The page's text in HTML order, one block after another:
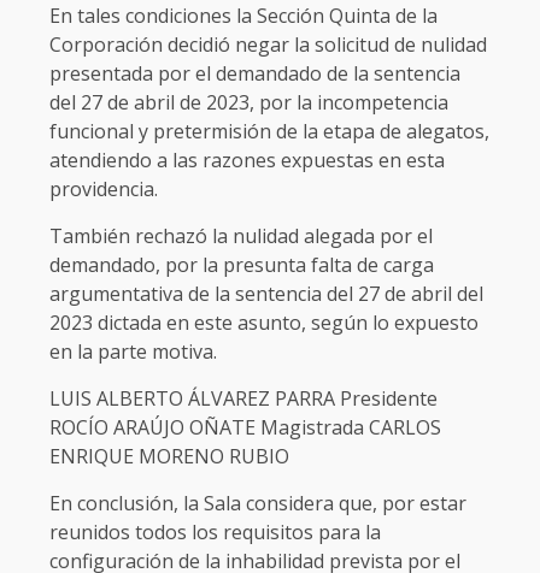
En tales condiciones la Sección Quinta de la
Corporación decidió negar la solicitud de nulidad
presentada por el demandado de la sentencia
del 27 de abril de 2023, por la incompetencia
funcional y pretermisión de la etapa de alegatos,
atendiendo a las razones expuestas en esta
providencia.
También rechazó la nulidad alegada por el
demandado, por la presunta falta de carga
argumentativa de la sentencia del 27 de abril del
2023 dictada en este asunto, según lo expuesto
en la parte motiva.
LUIS ALBERTO ÁLVAREZ PARRA Presidente
ROCÍO ARAÚJO OÑATE Magistrada CARLOS
ENRIQUE MORENO RUBIO
En conclusión, la Sala considera que, por estar
reunidos todos los requisitos para la
configuración de la inhabilidad prevista por el